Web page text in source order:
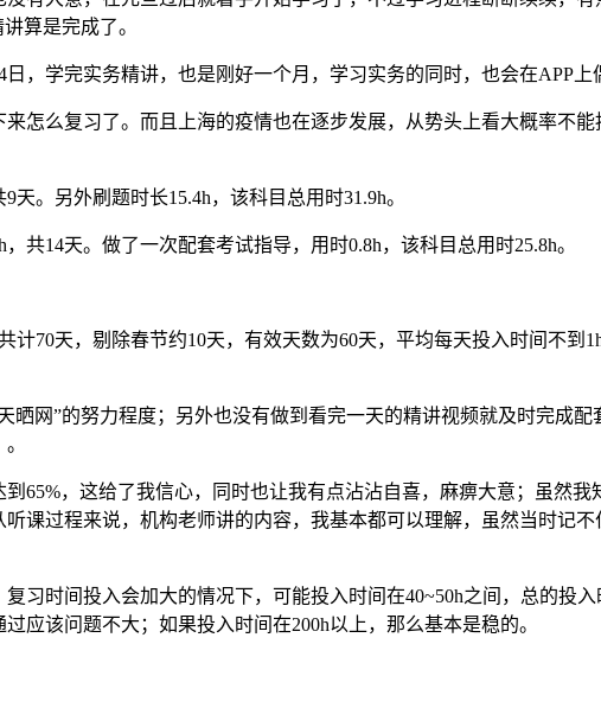
算是完成了。
，学完实务精讲，也是刚好一个月，学习实务的同时，也会在APP上
怎么复习了。而且上海的疫情也在逐步发展，从势头上看大概率不
。另外刷题时长15.4h，该科目总用时31.9h。
共14天。做了一次配套考试指导，用时0.8h，该科目总用时25.8h。
计70天，剔除春节约10天，有效天数为60天，平均每天投入时间不到
网”的努力程度；另外也没有做到看完一天的精讲视频就及时完成
65%，这给了我信心，同时也让我有点沾沾自喜，麻痹大意；虽然
课过程来说，机构老师讲的内容，我基本都可以理解，虽然当时记
习时间投入会加大的情况下，可能投入时间在40~50h之间，总的投
应该问题不大；如果投入时间在200h以上，那么基本是稳的。